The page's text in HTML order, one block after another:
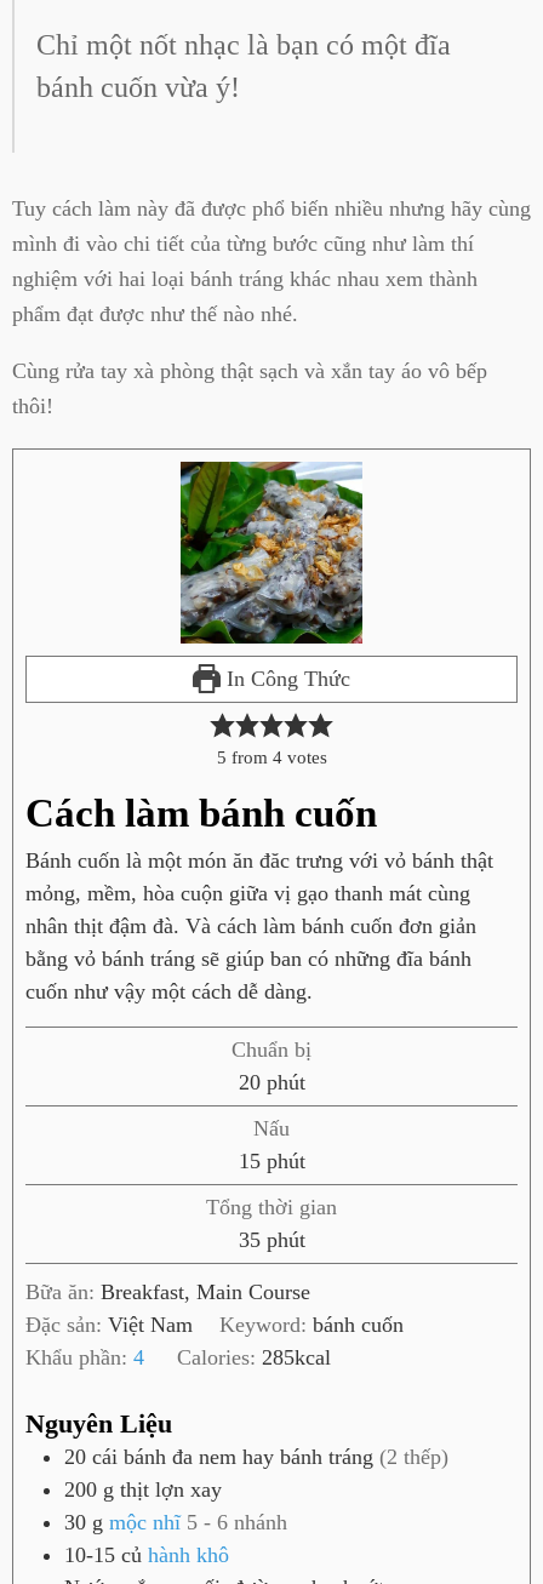
Chỉ một nốt nhạc là bạn có một đĩa
bánh cuốn vừa ý!
Tuy cách làm này đã được phổ biến nhiều nhưng hãy cùng
mình đi vào chi tiết của từng bước cũng như làm thí
nghiệm với hai loại bánh tráng khác nhau xem thành
phẩm đạt được như thế nào nhé.
Cùng rửa tay xà phòng thật sạch và xắn tay áo vô bếp
thôi!
In Công Thức
5 from 4votes
Cách làm bánh cuốn
Bánh cuốn là một món ăn đăc trưng với vỏ bánh thật
mỏng, mềm, hòa cuộn giữa vị gạo thanh mát cùng
nhân thịt đậm đà. Và cách làm bánh cuốn đơn giản
bằng vỏ bánh tráng sẽ giúp ban có những đĩa bánh
cuốn như vậy một cách dễ dàng.
Chuẩn bị
20p
h
t
phút
Nấu
15p
h
t
phút
Tổng thời gian
35p
h
ú
t
phút
Bữa ăn: Breakfast, Main Course
Đặc sản: Việt Nam Keyword:bánh cuốn
Khẩu phần: 4 Calories:285kcal
Nguyên Liệu
20 cái bánh đa nem hay bánh tráng (2 thếp)
200 g thịt lợn xay
30 g mộc nhĩ 5 - 6 nhánh
10-15 củ hành khô